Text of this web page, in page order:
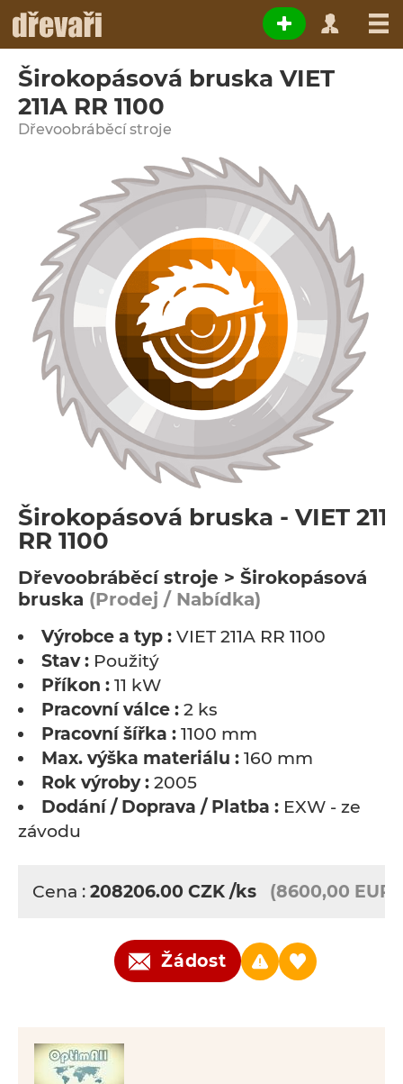
Širokopásová bruska VIET
211A RR 1100
Dřevoobráběcí stroje
Širokopásová bruska - VIET
RR 1100
Dřevoobráběcí stroje > Širokopásová
bruska (Prodej / Nabídka)
Výrobce a typ : VIET 211A RR 1100
Stav : Použitý
Příkon : 11 kW
Pracovní válce : 2 ks
Pracovní šířka : 1100 mm
Max. výška materiálu : 160 mm
Rok výroby : 2005
Dodání / Doprava / Platba : EXW - ze
závodu
Cena : 208206.00 CZK /ks (8600,00 EUR)
Žádost